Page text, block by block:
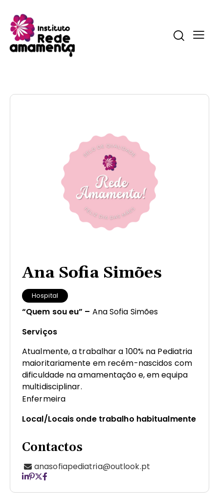
Ana Sofia Simões
Hospital
“Quem sou eu” – Ana Sofia Simões
Serviços
Atualmente, a trabalhar a 100% na Pediatria
maioritariamente em recém-nascidos com
dificuldade na amamentação e, em equipa
multidisciplinar.
Enfermeira
Local/Locais onde trabalho habitualmente
Contactos
anasofiapediatria@outlook.pt